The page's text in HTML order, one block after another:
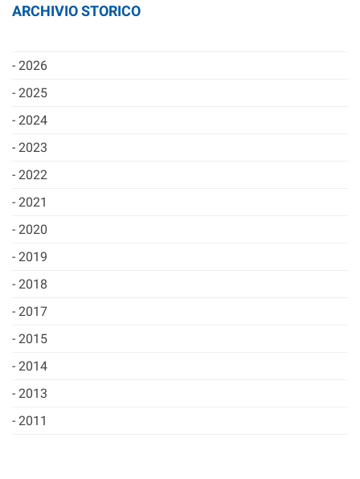
ARCHIVIO STORICO
2026
2025
2024
2023
2022
2021
2020
2019
2018
2017
2015
2014
2013
2011